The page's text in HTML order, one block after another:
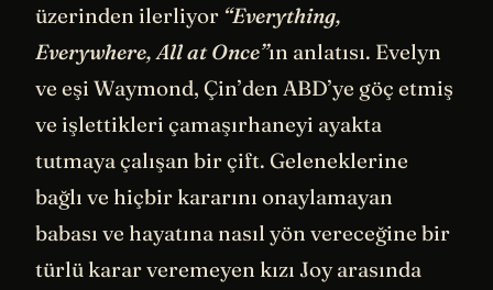
üzerinden ilerliyor “Everything,
Everywhere, All at Once”ın anlatısı. Evelyn
ve eşi Waymond, Çin’den ABD’ye göç etmiş
ve işlettikleri çamaşırhaneyi ayakta
tutmaya çalışan bir çift. Geleneklerine
bağlı ve hiçbir kararını onaylamayan
babası ve hayatına nasıl yön vereceğine bir
türlü karar veremeyen kızı Joy arasında